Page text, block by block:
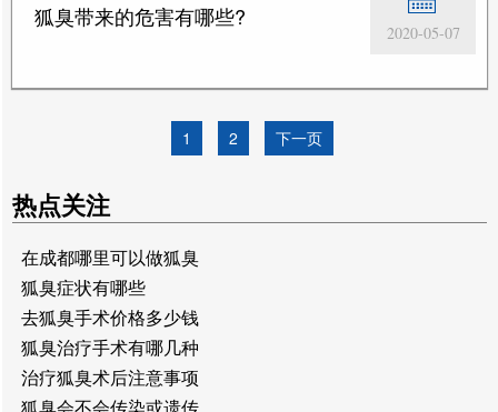
2020-05-07
狐臭带来的危害有哪些?
1 2 下一页
热点关注
在成都哪里可以做狐臭
狐臭症状有哪些
去狐臭手术价格多少钱
狐臭治疗手术有哪几种
治疗狐臭术后注意事项